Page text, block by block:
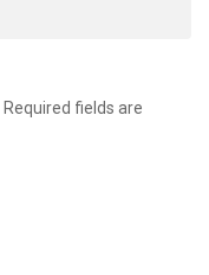
Required fields are